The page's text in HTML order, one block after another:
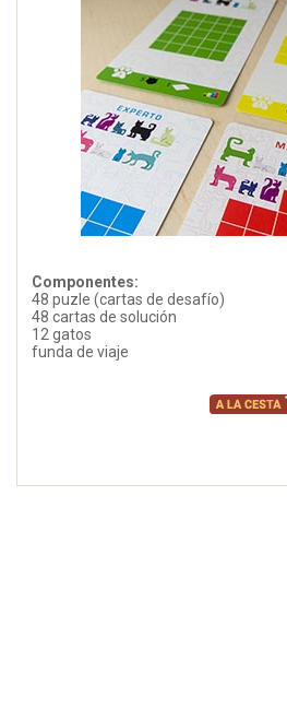
Componentes:
48 puzle (cartas de desafío)
48 cartas de solución
12 gatos
funda de viaje